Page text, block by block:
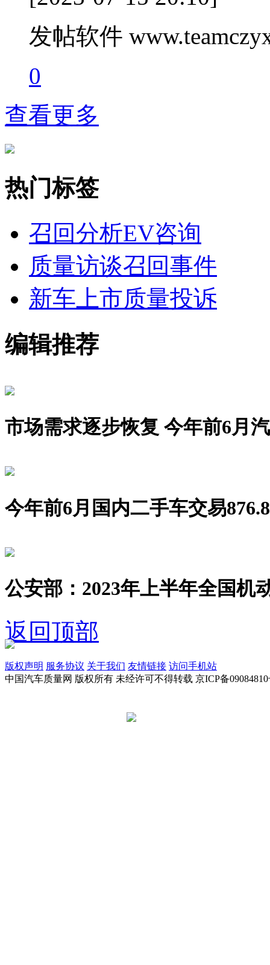
发帖软件
0
查看更多
热门标签
召回分析EV咨询
质量访谈召回事件
新车上市质量投诉
编辑推荐
市场需求逐步恢复 今年前6月
今年前6月国内二手车交易
公安部：2023年上半年全国机
返回顶部
版权声明 服务协议 关于我们 友情链接 访问手机站
中国汽车质量网 版权所有 未经许可不得转载 京ICP备09084810